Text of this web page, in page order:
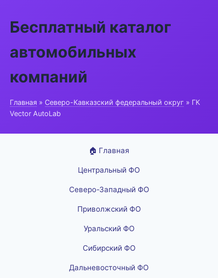
Бесплатный каталог
автомобильных
компаний
Главная » Северо-Кавказский федеральный округ » ГК
Vector AutoLab
🏠 Главная
Центральный ФО
Северо-Западный ФО
Приволжский ФО
Уральский ФО
Сибирский ФО
Дальневосточный ФО